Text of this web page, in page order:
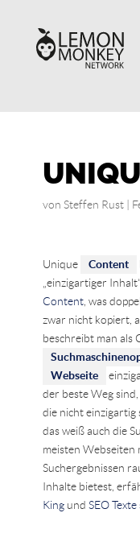
von Steffen Rust|
Unique Content
„einzigartiger
Content, was
zwar nicht kopiert,
beschreibt man als
Webseite
der beste Weg sind,
die nicht einzigartig
das weiß auch die
meisten Webseiten
Suchergebnissen
Inhalte bietest,
Kingund SEO